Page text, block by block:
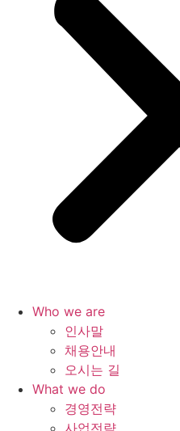
Who we are
인사말
채용안내
오시는 길
What we do
경영전략
사업전략